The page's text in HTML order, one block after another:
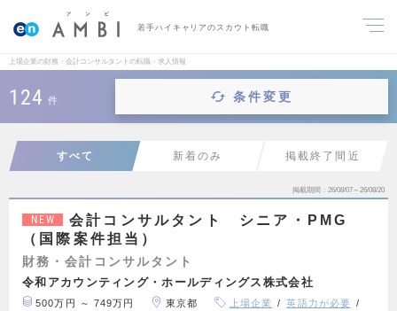
若手ハイキャリアのスカウト転職
上場企業の財務・会計コンサルタントの転職・求人情報
124 件 条件変更
すべて 新着のみ 掲載終了間近
掲載期間 26/08/07～26/08/20
NEW
会計コンサルタント シニア・PMG
（国際案件担当）
財務・会計コンサルタント
令和アカウンティング・ホールディングス株式会社
500万円 ～ 749万円 東京都 上場企業
英語力が必要